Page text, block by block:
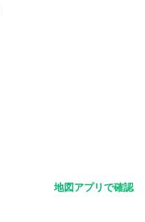
地図アプリで確認